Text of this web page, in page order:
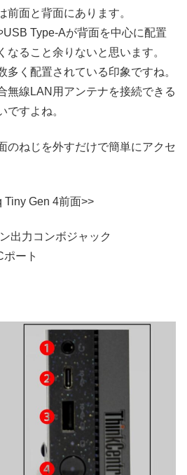
前面と背面にあります。
Type-Aが背面を中心に配置
なること余りないと思います。
多く配置されている印象ですね。
無線LAN用アンテナを接続できる
ですよね。
のねじを外すだけで簡単にアクセ
Tiny Gen 4前面>>
出力コンボジャック
ート